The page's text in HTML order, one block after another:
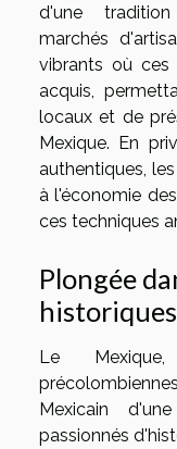
d'une
marchés
vibrants où
acquis,
locaux et de
Mexique. En
authentiques,
à l'économie
ces techniques
Plongée
Le
Mexicain
passionnés